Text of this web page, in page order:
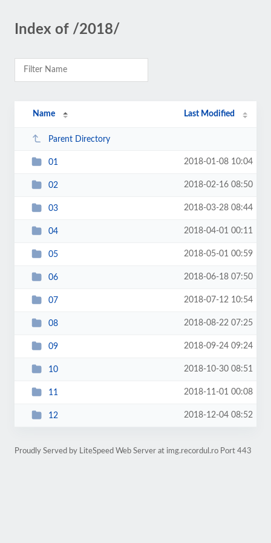
Index of /2018/
Name Last Modified
Parent Directory
01 2018-01-08 10:04
02 2018-02-16 08:50
03 2018-03-28 08:44
04 2018-04-01 00:11
05 2018-05-01 00:59
06 2018-06-18 07:50
07 2018-07-12 10:54
08 2018-08-22 07:25
09 2018-09-24 09:24
10 2018-10-30 08:51
11 2018-11-01 00:08
12 2018-12-04 08:52
Proudly Served by LiteSpeed Web Server at img.recordul.ro Port 443